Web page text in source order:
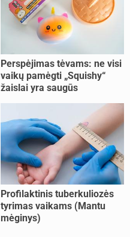
Perspėjimas tėvams: ne visi
vaikų pamėgti „Squishy“
žaislai yra saugūs
Profilaktinis tuberkuliozės
tyrimas vaikams (Mantu
mėginys)